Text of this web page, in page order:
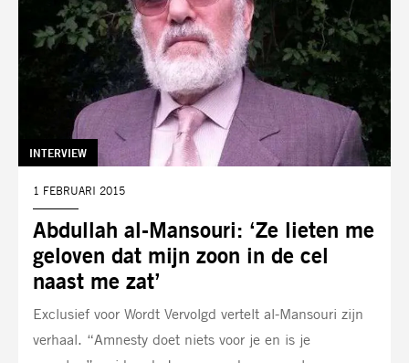
Abdullah al-Mansouri: ‘Ze lieten me
geloven dat mijn zoon in de cel
naast me zat’
TAG:
INTERVIEW
DATUM:
1 FEBRUARI 2015
Exclusief voor Wordt Vervolgd vertelt al-Mansouri zijn
verhaal. “Amnesty doet niets voor je en is je